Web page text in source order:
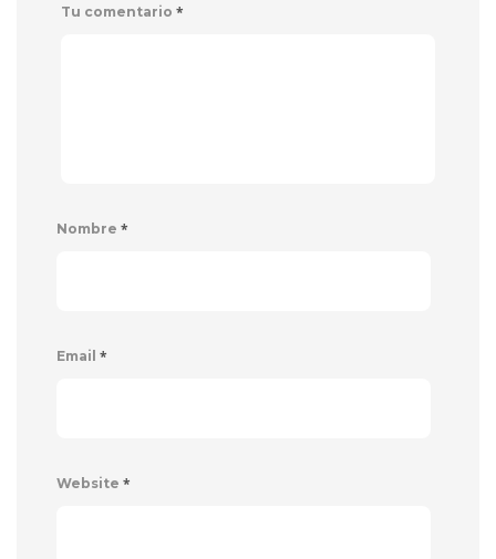
Tu comentario *
Nombre *
Email *
Website *